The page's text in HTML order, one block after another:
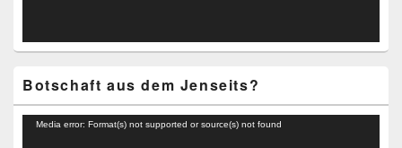
Botschaft aus dem Jenseits?
Video-
Media error: Format(s) not supported or source(s) not found